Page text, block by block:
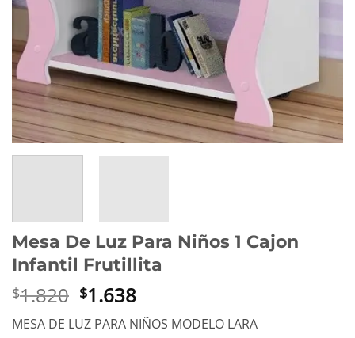
Mesa De Luz Para Niños 1 Cajon
Infantil Frutillita
$1.820 El
precio
original
$1.638El
precio
actual
MESA DE LUZ PARA NIÑOS MODELO LARA